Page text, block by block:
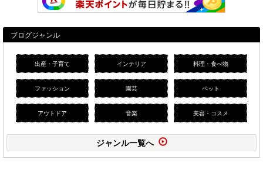
ブログジャンル
出産・子育て インテリア 料理・食べ物
ファッション 園芸 ペット
アウトドア 音楽 美容・コスメ
ジャンル一覧へ